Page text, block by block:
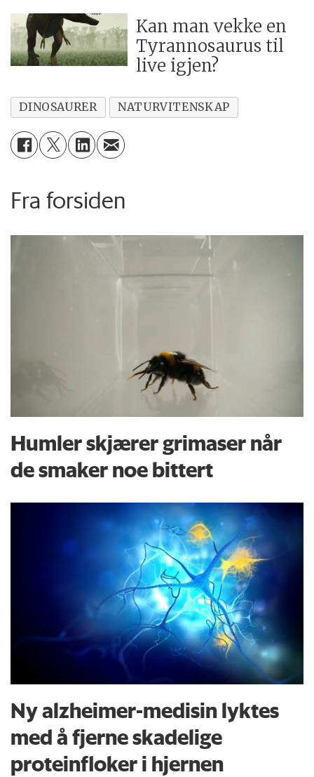
Kan man vekke en
Tyrannosaurus til
live igjen?
DINOSAURER NATURVITENSKAP
Fra forsiden
Humler skjærer grimaser når
de smaker noe bittert
Ny alzheimer-medisin lyktes
med å fjerne skadelige
proteinfloker i hjernen